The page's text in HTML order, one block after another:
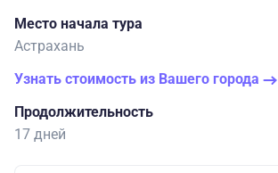
Место начала тура
Астрахань
Узнать стоимость из Вашего города
Продолжительность
17 дней